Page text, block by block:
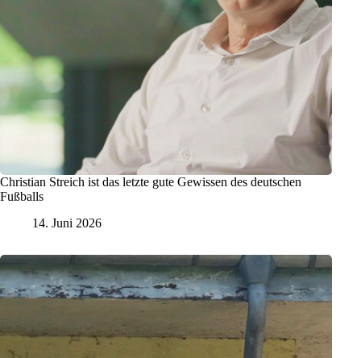
Christian Streich ist das letzte gute Gewissen des deutschen
Fußballs
14. Juni 2026